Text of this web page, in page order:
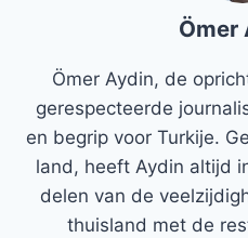
Ömer
Ömer Aydin, de
gerespecteerde
en begrip voor Turkije.
land, heeft Aydin altijd
delen van de
thuisland met de